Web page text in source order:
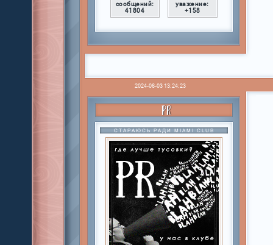
сообщений:
41804
уважение:
+158
2024-06-03 13:24:23
PR
СТАРАЮСЬ РАДИ MIAMI CLUB